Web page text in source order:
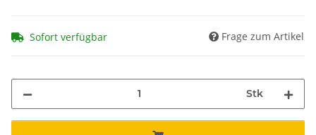
Sofort verfügbar Frage zum Artikel
Stk